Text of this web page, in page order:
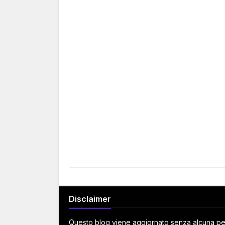
Disclaimer
Questo blog viene aggiornato senza alcuna